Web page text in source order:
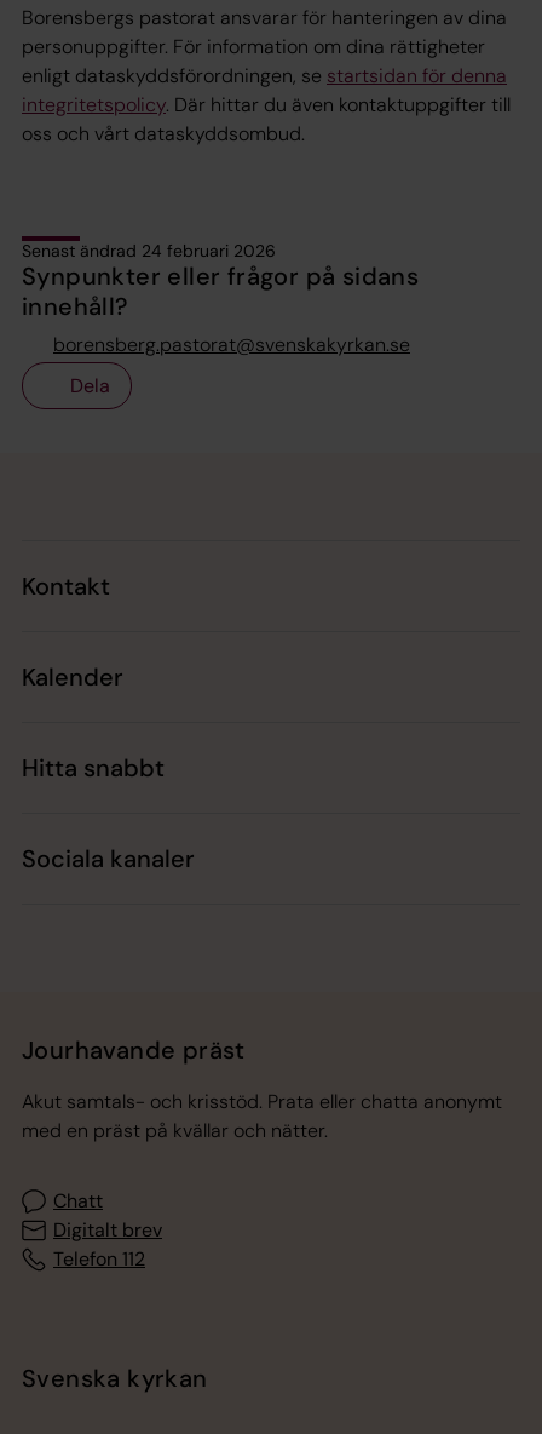
Borensbergs pastorat ansvarar för hanteringen av dina
personuppgifter. För information om dina rättigheter
enligt dataskyddsförordningen, se startsidan för denna
integritetspolicy. Där hittar du även kontaktuppgifter till
oss och vårt dataskyddsombud.
Senast ändrad 24 februari 2026
Synpunkter eller frågor på sidans
innehåll?
borensberg.pastorat@svenskakyrkan.se
Dela
Kontakt
Kalender
Hitta snabbt
Sociala kanaler
Jourhavande präst
Akut samtals- och krisstöd. Prata eller chatta anonymt
med en präst på kvällar och nätter.
Chatt
Digitalt brev
Telefon 112
Svenska kyrkan